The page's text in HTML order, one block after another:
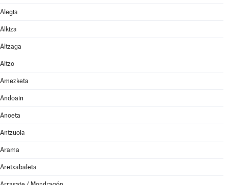
Alegia
Alkiza
Altzaga
Altzo
Amezketa
Andoain
Anoeta
Antzuola
Arama
Aretxabaleta